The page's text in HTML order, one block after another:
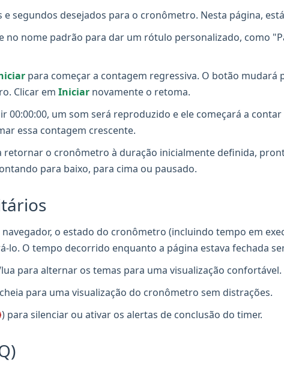
segundos desejados para o cronômetro. Nesta página,
no nome padrão para dar um rótulo personalizado, como
para começar a contagem regressiva. O botão mudará
Clicar em Iniciar novamente o retoma.
00:00:00, um som será reproduzido e ele começará a
essa contagem crescente.
retornar o cronômetro à duração inicialmente definida,
para baixo, para cima ou pausado.
navegador, o estado do cronômetro (incluindo tempo em
lo. O tempo decorrido enquanto a página estava fechada
para alternar os temas para uma visualização confortável.
para uma visualização do cronômetro sem distrações.
para silenciar ou ativar os alertas de conclusão do timer.